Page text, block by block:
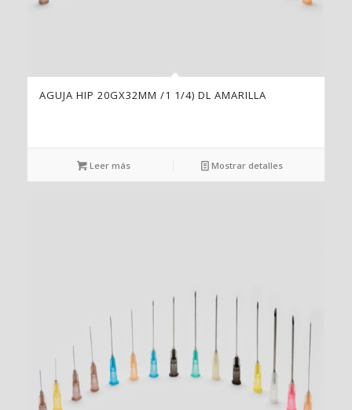
AGUJA HIP 20GX32MM /1 1/4) DL AMARILLA
Leer más Mostrar detalles